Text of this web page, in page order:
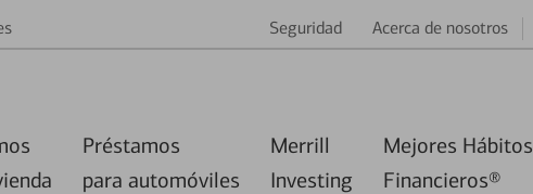
Seguridad Acerca de nosotros
Préstamos
para automóviles
Merrill
Investing
Mejores Hábitos
Financieros®